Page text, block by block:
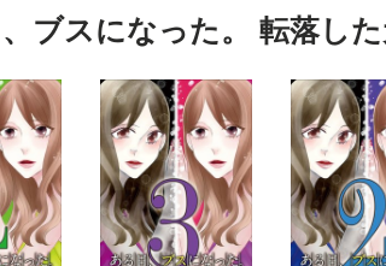
ブスになった。 転落し